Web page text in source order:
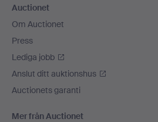
Auctionet
Om Auctionet
Press
Lediga jobb
Anslut ditt auktionshus
Auctionets garanti
Mer från Auctionet